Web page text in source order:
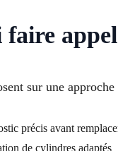
sur une
précis avant
de cylindres adaptés